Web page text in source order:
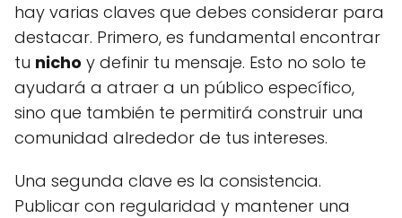
hay varias claves que debes considerar para
destacar. Primero, es fundamental encontrar
tu nicho y definir tu mensaje. Esto no solo te
ayudará a atraer a un público específico,
sino que también te permitirá construir una
comunidad alrededor de tus intereses.
Una segunda clave es la consistencia.
Publicar con regularidad y mantener una